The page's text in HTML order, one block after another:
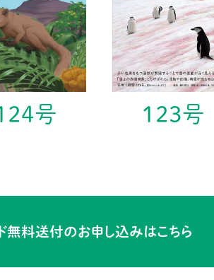
号 123号
無料送付のお申し込みはこちら